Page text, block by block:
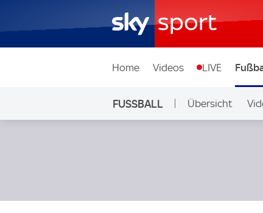
Home Videos LIVE
FUSSBALL Übersicht